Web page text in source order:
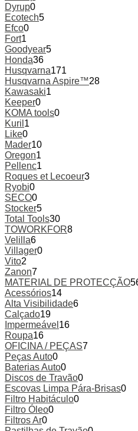
Dyrup0
Ecotech5
Efco0
Fort1
Goodyear5
Honda36
Husqvarna171
Husqvarna Aspire™28
Kawasaki1
Keeper0
KOMA tools0
Kuril 1
Like0
Mader10
Oregon1
Pellenc1
Roques et Lecoeur3
Ryobi0
SECO0
Stocker5
Total Tools30
TOWORKFOR8
Velilla6
Villager0
Vito2
Zanon7
MATERIAL DE PROTECÇÃO
Acessórios14
Alta Visibilidade6
Calçado19
Impermeável 16
Roupa16
OFICINA / PEÇAS7
Peças Auto0
Baterias Auto0
Discos de Travão0
Escovas Limpa Pára-Brisas0
Filtro Habitáculo0
Filtro Óleo0
Filtros Ar0